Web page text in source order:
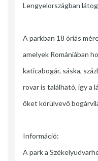
Lengyelországban
A parkban 18 óriás
amelyek Romániában
katicabogár, sáska,
rovar is található, így a
őket körülvevő
Információ:
A park a